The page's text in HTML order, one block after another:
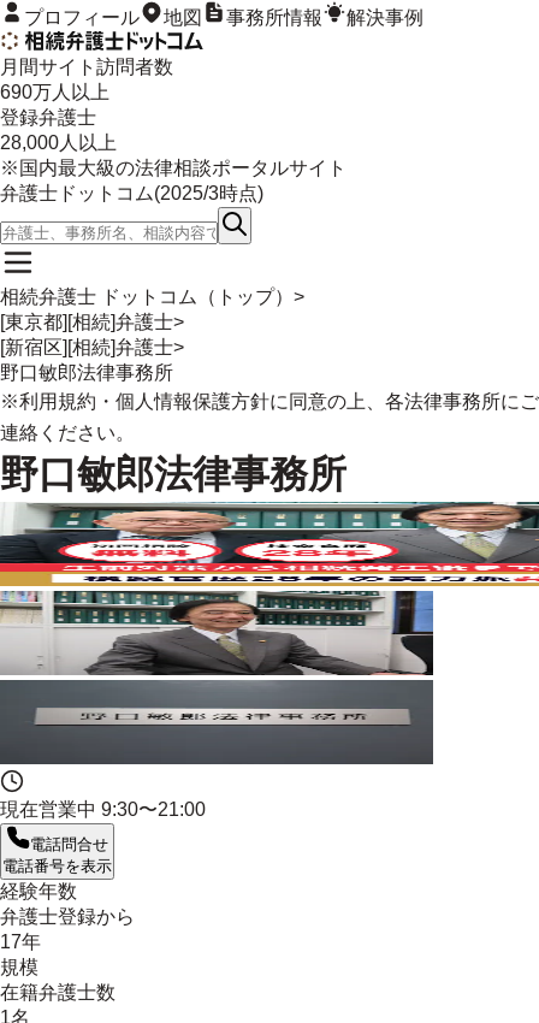
プロフィール 地図 事務所情報 解決事例
月間サイト訪問者数
690万人以上
登録弁護士
28,000人以上
※国内最大級の法律相談ポータルサイト
弁護士ドットコム(2025/3時点)
相続弁護士 ドットコム（トップ） >
[東京都][相続]弁護士>
[新宿区][相続]弁護士>
野口敏郎法律事務所
※利用規約 ・ 個人情報保護方針に同意の上、各法律事務所にご
連絡ください。
野口敏郎法律事務所
現在営業中 9:30〜21:00
電話問合せ
電話番号を表示
経験年数
弁護士登録から
17年
規模
在籍弁護士数
1名